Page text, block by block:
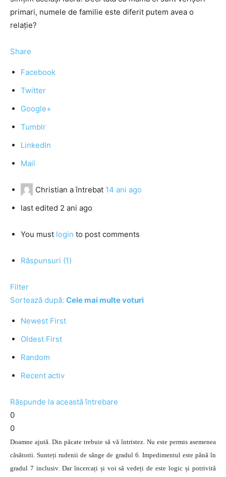
primari, numele de familie este diferit putem avea o
relație?
Share
Facebook
Twitter
Google+
Tumblr
LinkedIn
Mail
Christian a întrebat 14 ani ago
last edited 2 ani ago
You must login to post comments
Răspunsuri (1)
Filter
Sortează după: Cele mai multe voturi
Newest First
Oldest First
Random
Recent activ
Răspunde la această întrebare
0
0
Doamne ajută. Din păcate trebuie să vă întristez. Nu este permis asemenea
căsătorii. Sunteți rudenii de sânge de gradul 6. Impedimentul este până în
gradul 7 inclusiv. Dar încercați și voi să vedeți de este logic și potrivită